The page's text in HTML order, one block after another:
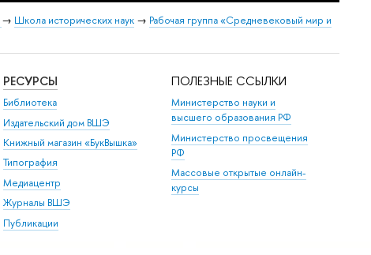
→ Школа исторических наук → Рабочая группа «Средневековый мир и
РЕСУРСЫ
Библиотека
Издательский дом ВШЭ
Книжный магазин «БукВышка»
Типография
Медиацентр
Журналы ВШЭ
Публикации
ПОЛЕЗНЫЕ ССЫЛКИ
Министерство науки и
высшего образования РФ
Министерство просвещения
РФ
Массовые открытые онлайн-
курсы